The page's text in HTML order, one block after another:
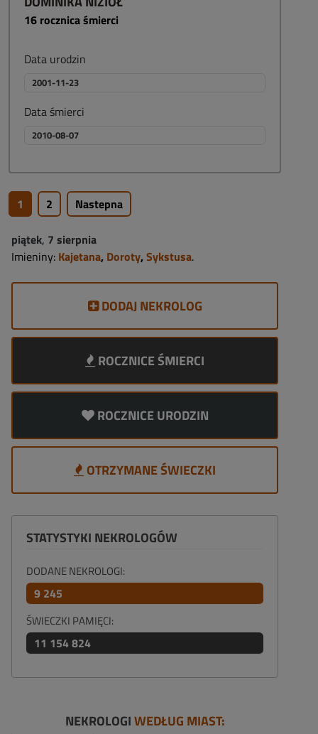
16 rocznica śmierci
Data urodzin
2001-11-23
Data śmierci
2010-08-07
1 2 Nastepna
piątek, 7 sierpnia
Imieniny: Kajetana, Doroty,Sykstusa.
DODAJ NEKROLOG
ROCZNICE ŚMIERCI
ROCZNICE URODZIN
OTRZYMANE ŚWIECZKI
STATYSTYKI NEKROLOGÓW
DODANE NEKROLOGI:
9 245
ŚWIECZKI PAMIĘCI:
11 154 824
NEKROLOGIWEDŁUG MIAST: